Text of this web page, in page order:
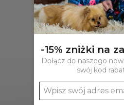
-15% zniżki na
Dołącz do naszego
swój kod